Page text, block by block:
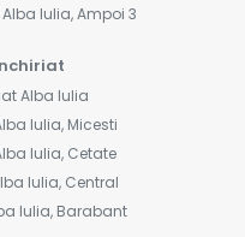
Iulia, Ampoi 3
Alba Iulia
Iulia, Micesti
Iulia, Cetate
Iulia, Central
Iulia, Barabant